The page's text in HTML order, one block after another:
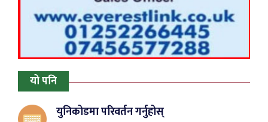
यो पनि
युनिकोडमा परिवर्तन गर्नुहोस्